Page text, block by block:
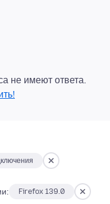
не имеют ответа.
Firefox 139.0